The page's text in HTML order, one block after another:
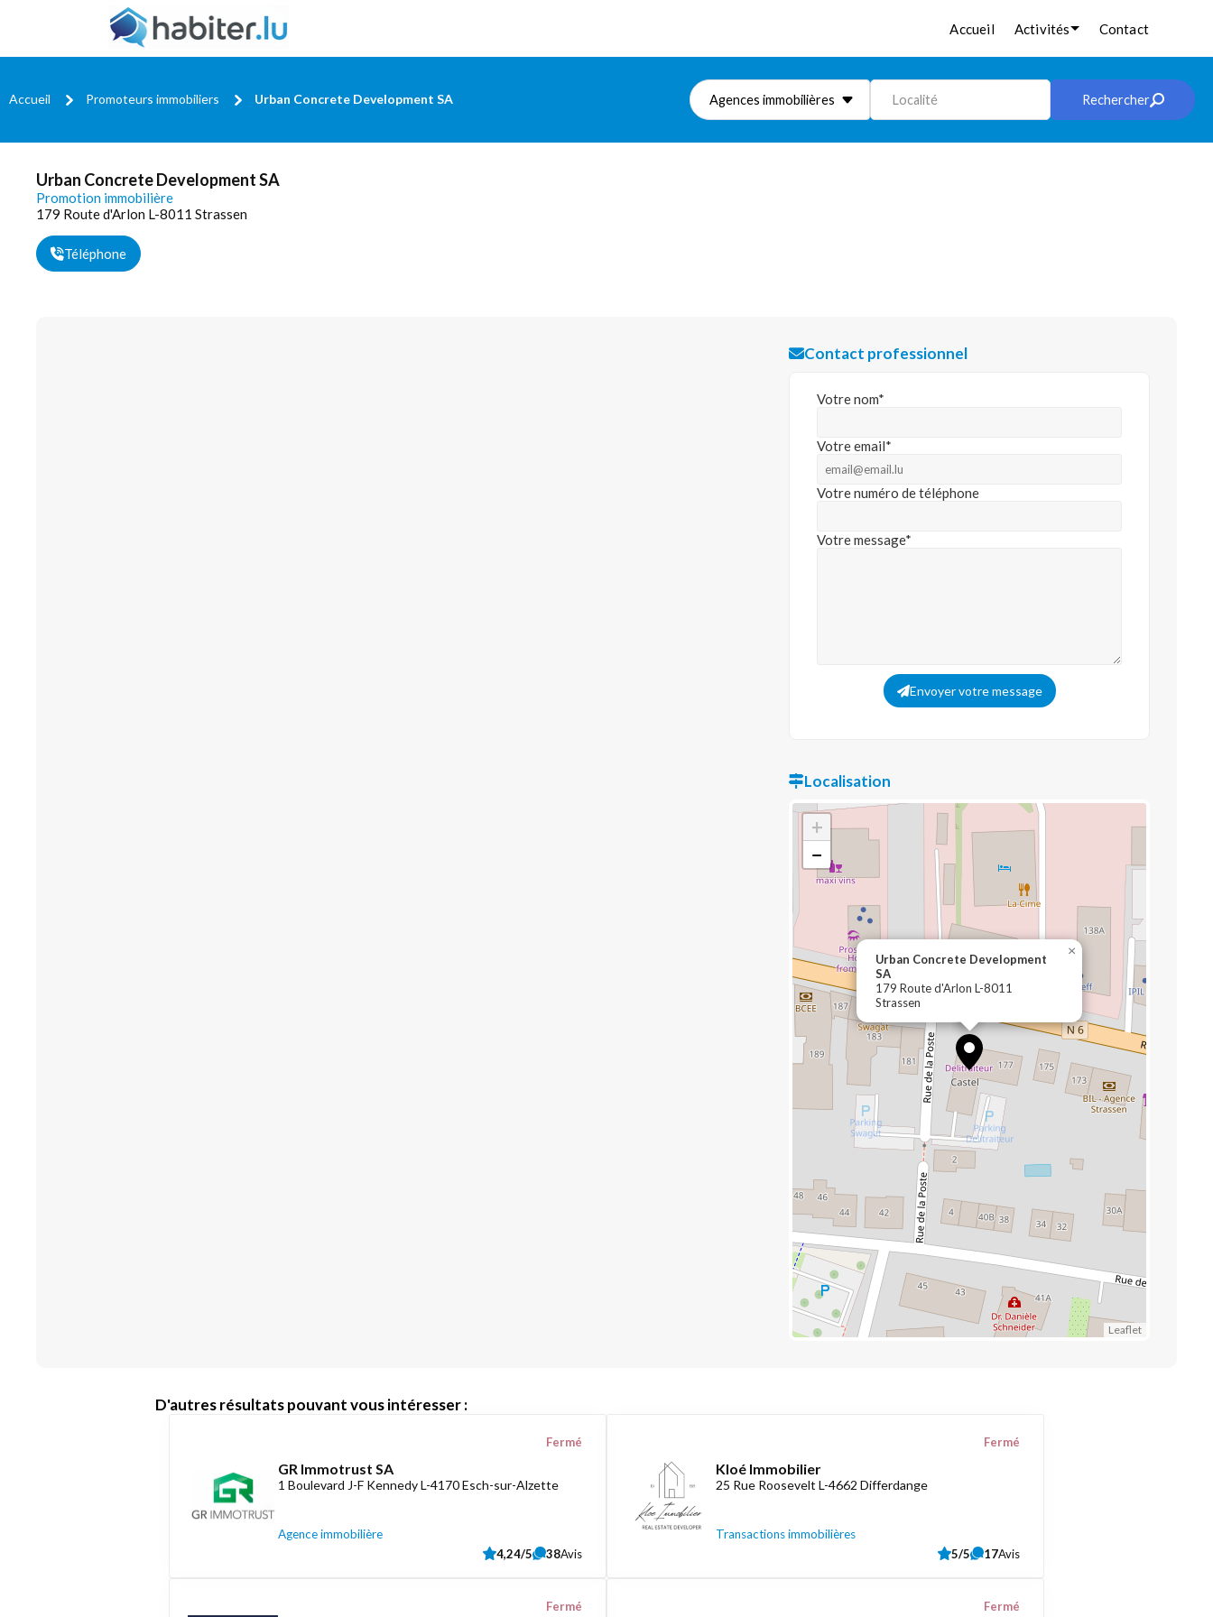
Accueil Activités Contact
Accueil Promoteurs immobiliers Urban Concrete Development SA Agences immobilières Localité Rechercher
Urban Concrete Development SA
Promotion immobilière
179 Route d'Arlon L-8011 Strassen
Téléphone
Contact professionnel
Votre nom*
Votre email*
Votre numéro de téléphone
Votre message*
Envoyer votre message
Localisation
Urban Concrete Development
SA
179 Route d'Arlon L-8011
Strassen
×
+
−
Leaflet
D'autres résultats pouvant vous intéresser :
GR Immotrust SA
1 Boulevard J-F Kennedy L-4170 Esch-sur-Alzette
Agence immobilière
Fermé
4,24/5 38Avis
Kloé Immobilier
25 Rue Roosevelt L-4662 Differdange
Transactions immobilières
Fermé
5/5 17Avis
Fermé Fermé